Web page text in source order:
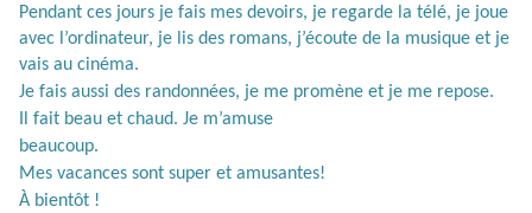
Pendant ces jours je fais mes devoirs, je regarde la télé, je joue
avec l’ordinateur, je lis des romans, j’écoute de la musique et je
vais au cinéma.
Je fais aussi des randonnées, je me promène et je me repose.
Il fait beau et chaud. Je m’amuse
beaucoup.
Mes vacances sont super et amusantes!
À bientôt !